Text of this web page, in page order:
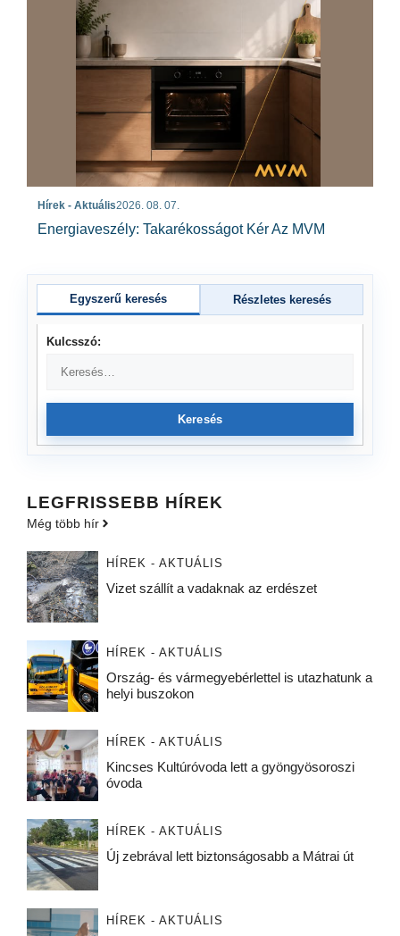
Hírek - Aktuális2026. 08. 07.
Energiaveszély: Takarékosságot Kér Az MVM
Egyszerű keresés Részletes keresés
Kulcsszó:
Keresés
LEGFRISSEBB HÍREK
Még több hír
HÍREK - AKTUÁLIS
Vizet szállít a vadaknak az erdészet
HÍREK - AKTUÁLIS
Ország- és vármegyebérlettel is utazhatunk a
helyi buszokon
HÍREK - AKTUÁLIS
Kincses Kultúróvoda lett a gyöngyösoroszi
óvoda
HÍREK - AKTUÁLIS
Új zebrával lett biztonságosabb a Mátrai út
HÍREK - AKTUÁLIS